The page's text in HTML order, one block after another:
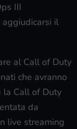
III
il
al Call of Duty
che avranno
la Call of Duty
da
live streaming